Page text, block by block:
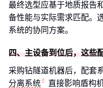
最终选型应基于地质报告
备性能与实际需求匹配。
系统的协同方案。
四、主设备到位后，这些
采购钻隧道机器后，配套
分离系统
直接影响盾构